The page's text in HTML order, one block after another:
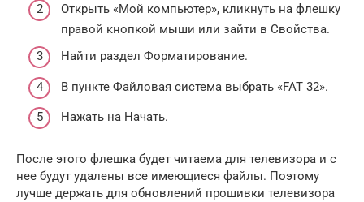
Открыть «Мой компьютер», кликнуть на флешку
правой кнопкой мыши или зайти в Свойства.
Найти раздел Форматирование.
В пункте Файловая система выбрать «FAT 32».
Нажать на Начать.
После этого флешка будет читаема для телевизора и с
нее будут удалены все имеющиеся файлы. Поэтому
лучше держать для обновлений прошивки телевизора